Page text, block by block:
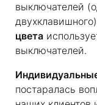
выключателей
цвета
выключателей.
постаралась